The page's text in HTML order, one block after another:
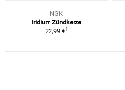
NGK
Iridium Zündkerze
22,99 €1